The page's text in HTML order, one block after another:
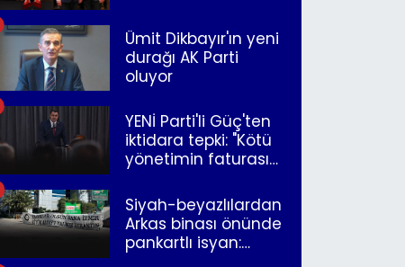
Ümit Dikbayır'ın yeni
durağı AK Parti
oluyor
YENİ Parti'li Güç'ten
iktidara tepki: "Kötü
yönetimin faturasını
Siyah-beyazlılardan
Arkas binası önünde
pankartlı isyan: